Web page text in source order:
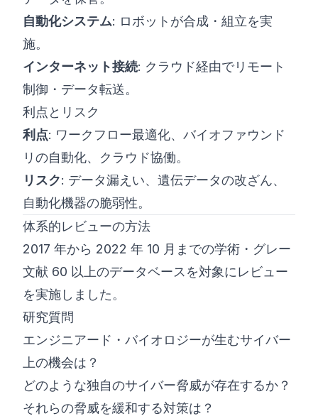
自動化システム: ロボットが合成・組立を実
施。
インターネット接続: クラウド経由でリモート
制御・データ転送。
利点とリスク
利点: ワークフロー最適化、バイオファウンド
リの自動化、クラウド協働。
リスク: データ漏えい、遺伝データの改ざん、
自動化機器の脆弱性。
体系的レビューの方法
2017 年から 2022 年 10 月までの学術・グレー
文献 60 以上のデータベースを対象にレビュー
を実施しました。
研究質問
エンジニアード・バイオロジーが生むサイバー
上の機会は？
どのような独自のサイバー脅威が存在するか？
それらの脅威を緩和する対策は？